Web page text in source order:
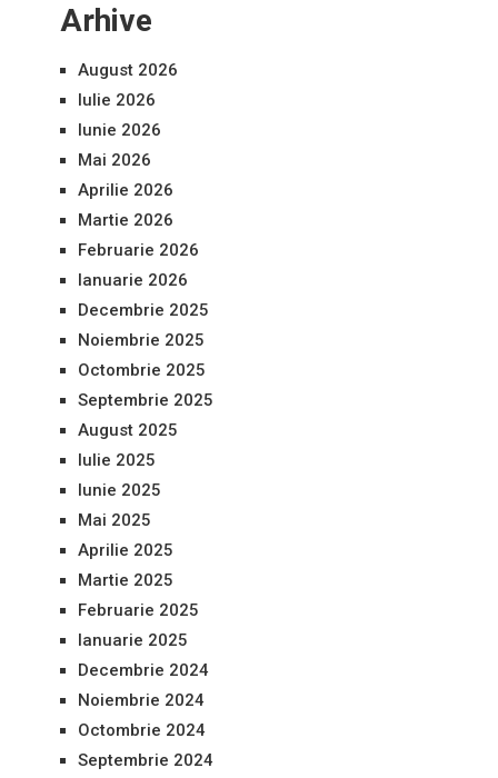
Arhive
August 2026
Iulie 2026
Iunie 2026
Mai 2026
Aprilie 2026
Martie 2026
Februarie 2026
Ianuarie 2026
Decembrie 2025
Noiembrie 2025
Octombrie 2025
Septembrie 2025
August 2025
Iulie 2025
Iunie 2025
Mai 2025
Aprilie 2025
Martie 2025
Februarie 2025
Ianuarie 2025
Decembrie 2024
Noiembrie 2024
Octombrie 2024
Septembrie 2024